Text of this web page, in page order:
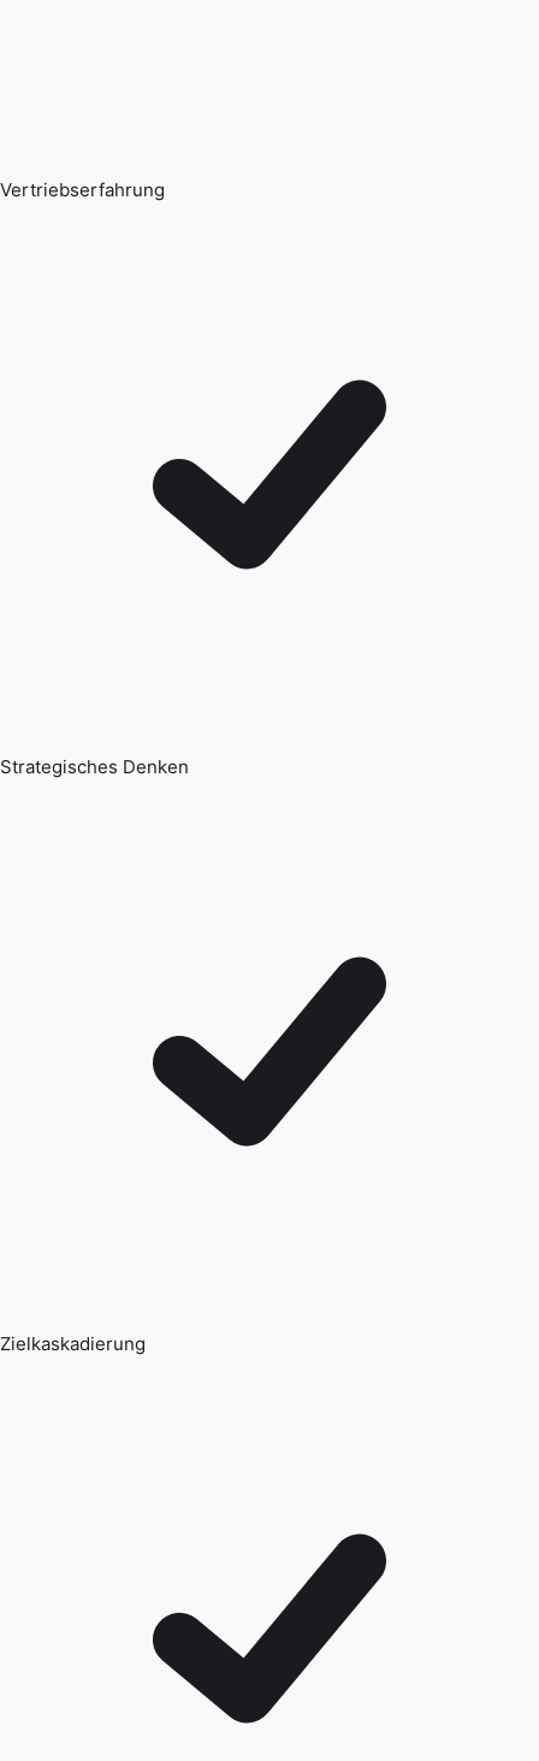
Vertriebserfahrung
Strategisches Denken
Zielkaskadierung